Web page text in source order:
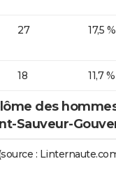
27 17,5 %
18 11,7 %
des
Sauveur-
: